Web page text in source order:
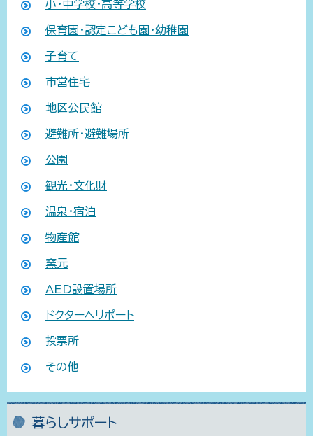
小・中学校・高等学校
保育園・認定こども園・幼稚園
子育て
市営住宅
地区公民館
避難所・避難場所
公園
観光・文化財
温泉・宿泊
物産館
窯元
AED設置場所
ドクターヘリポート
投票所
その他
暮らしサポート